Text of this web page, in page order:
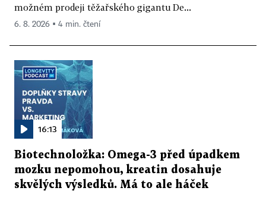
možném prodeji těžařského gigantu De...
6. 8. 2026 ▪ 4 min. čtení
16:13
Biotechnoložka: Omega-3 před úpadkem
mozku nepomohou, kreatin dosahuje
skvělých výsledků. Má to ale háček